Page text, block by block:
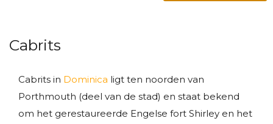
Cabrits
Cabrits in Dominica ligt ten noorden van
Porthmouth (deel van de stad) en staat bekend
om het gerestaureerde Engelse fort Shirley en het